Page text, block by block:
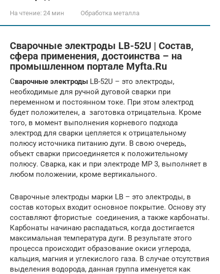
На чтение: 24 мин Обработка металла
Сварочные электроды LB-52U | Состав,
сфера применения, достоинства – на
промышленном портале Myfta.Ru
Сварочные электроды LB-52U – это электроды,
необходимые для ручной дуговой сварки при
переменном и постоянном токе. При этом электрод
будет положителен, а заготовка отрицательна. Кроме
того, в момент выполнения корневого подхода
электрод для сварки цепляется к отрицательному
полюсу источника питанию дуги. В свою очередь,
объект сварки присоединяется к положительному
полюсу. Сварка, как и при электроде МР 3, выполняет в
любом положении, кроме вертикального.
Сварочные электроды марки LB – это электроды, в
состав которых входит основное покрытие. Основу эту
составляют фтористые соединения, а также карбонаты.
Карбонаты начинаю распадаться, когда достигается
максимальная температура дуги. В результате этого
процесса происходит образование окиси углерода,
кальция, магния и углекислого газа. В случае отсутствия
выделения водорода, данная группа именуется как